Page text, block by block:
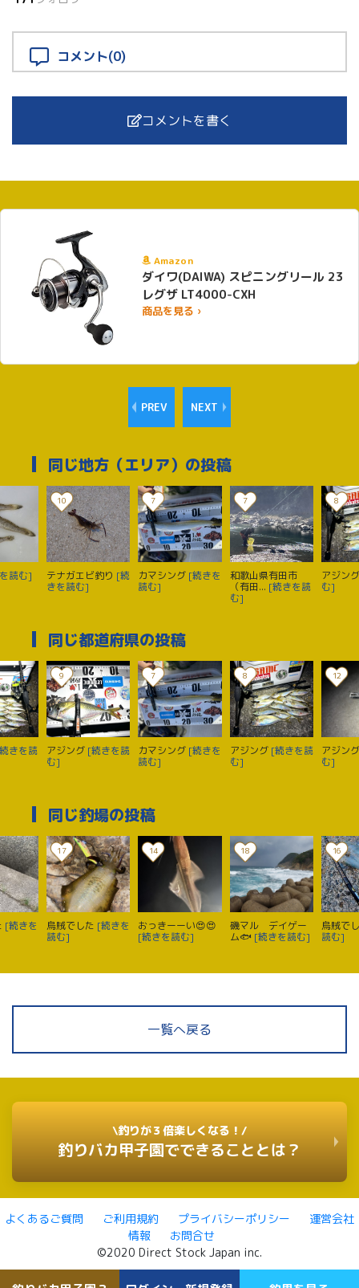
コメント(0)
コメントを書く
Amazon
ダイワ(DAIWA) スピニングリール 23
レグザ LT4000-CXH
商品を見る ›
PREV NEXT
同じ地方（エリア）の投稿
読む]
10
テナガエビ釣り [続
きを読む]
7
カマシング [続きを
読む]
7
和歌山県有田市
（有田... [続きを読
む]
8
アジン
む]
同じ都道府県の投稿
きを読
9
アジング [続きを読
む]
7
カマシング [続きを
読む]
8
アジング [続きを読
む]
12
アジン
む]
同じ釣場の投稿
[続きを
17
烏賊でした [続きを
読む]
14
おっきーーい😍😍
[続きを読む]
18
磯マル デイゲー
ム🐟️ [続きを読む]
16
烏賊で
読む]
一覧へ戻る
\釣りが３倍楽しくなる！/
釣りバカ甲子園でできることとは？
よくあるご質問 ご利用規約 プライバシーポリシー
運営会社
情報
お問合せ
©2020 Direct Stock Japan inc.